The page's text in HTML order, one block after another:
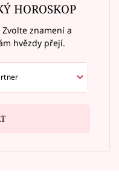
HOROSKOP
Zvolte znamení a
hvězdy přejí.